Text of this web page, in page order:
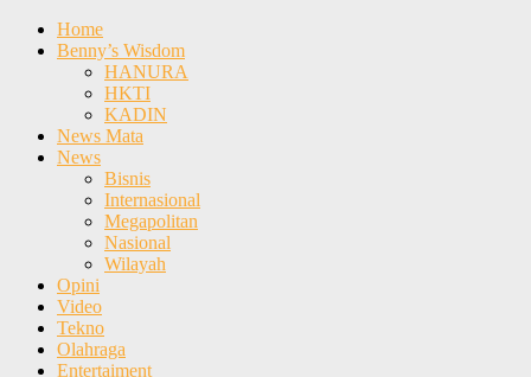
Home
Benny’s Wisdom
HANURA
HKTI
KADIN
News Mata
News
Bisnis
Internasional
Megapolitan
Nasional
Wilayah
Opini
Video
Tekno
Olahraga
Entertaiment